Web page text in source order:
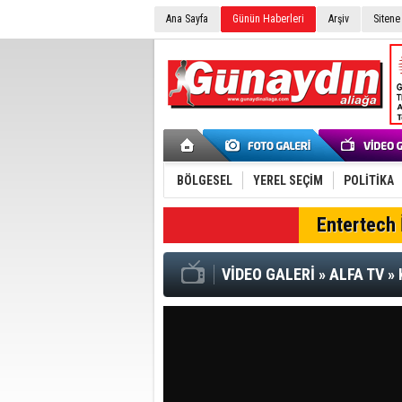
Ana Sayfa Günün Haberleri Arşiv
BÖLGESEL YEREL SEÇİM POLİTİKA
Entertech
VİDEO GALERİ »ALFA TV»